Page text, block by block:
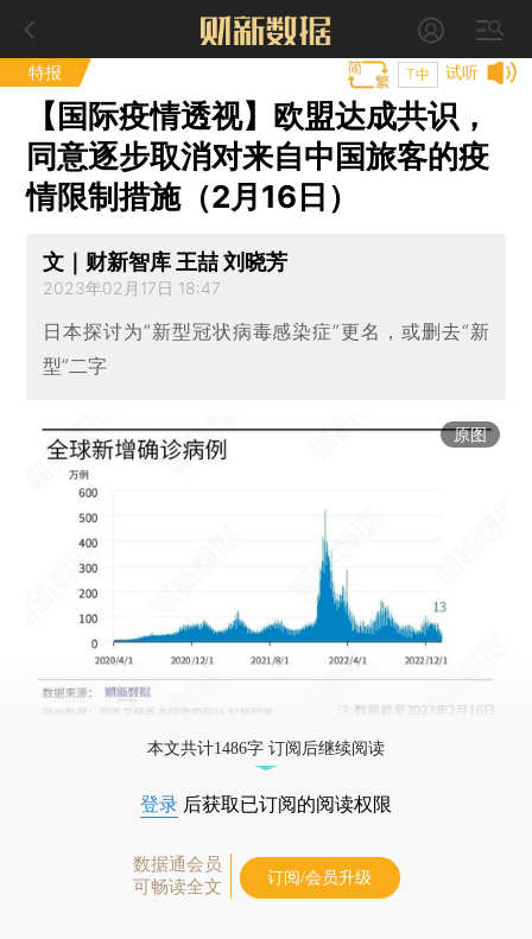
特报 试听
T中
【国际疫情透视】欧盟达成共识，
同意逐步取消对来自中国旅客的疫
情限制措施（2月16日）
文｜财新智库 王喆 刘晓芳
2023年02月17日 18:47
日本探讨为“新型冠状病毒感染症”更名，或删去“新
型”二字
原图
本文共计1486字 订阅后继续阅读
登录 后获取已订阅的阅读权限
数据通会员
可畅读全文
订阅/会员升级